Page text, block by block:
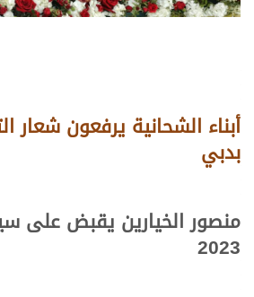
أبناء الشحانية يرفعون شعار
بدبي
منصور الخيارين يقبض على
2023